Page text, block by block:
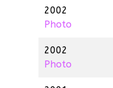
2002
Photo
2002
Photo